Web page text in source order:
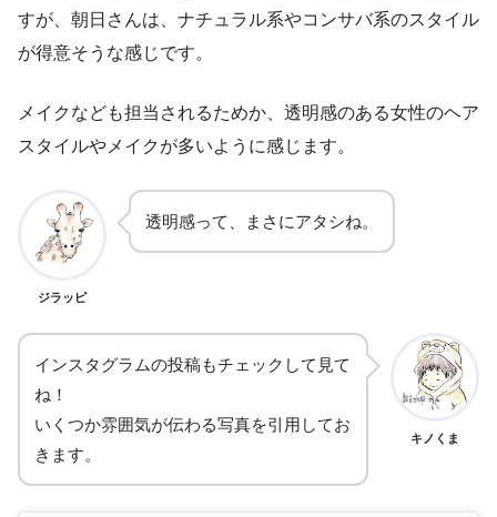
すが、朝日さんは、ナチュラル系やコンサバ系のスタイル
が得意そうな感じです。
メイクなども担当されるためか、透明感のある女性のヘア
スタイルやメイクが多いように感じます。
ジラッピ
透明感って、まさにアタシね。
インスタグラムの投稿もチェックして見て
ね！
いくつか雰囲気が伝わる写真を引用してお
きます。
キノくま